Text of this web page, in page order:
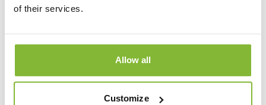
of their services.
Allow all
Customize